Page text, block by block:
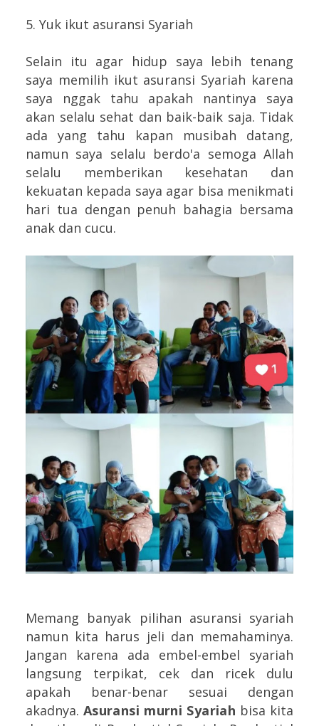
5. Yuk ikut asuransi Syariah
Selain itu agar hidup saya lebih tenang
saya memilih ikut asuransi Syariah karena
saya nggak tahu apakah nantinya saya
akan selalu sehat dan baik-baik saja. Tidak
ada yang tahu kapan musibah datang,
namun saya selalu berdo'a semoga Allah
selalu memberikan kesehatan dan
kekuatan kepada saya agar bisa menikmati
hari tua dengan penuh bahagia bersama
anak dan cucu.
Memang banyak pilihan asuransi syariah
namun kita harus jeli dan memahaminya.
Jangan karena ada embel-embel syariah
langsung terpikat, cek dan ricek dulu
apakah benar-benar sesuai dengan
akadnya.Asuransi murni Syariah bisa kita